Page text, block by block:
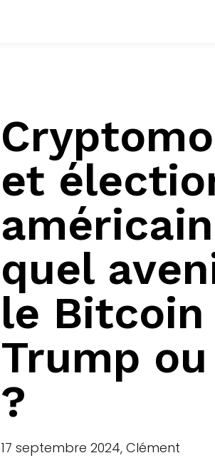
et
quel
le Bitcoin
Trump
?
17 septembre 2024, Clément